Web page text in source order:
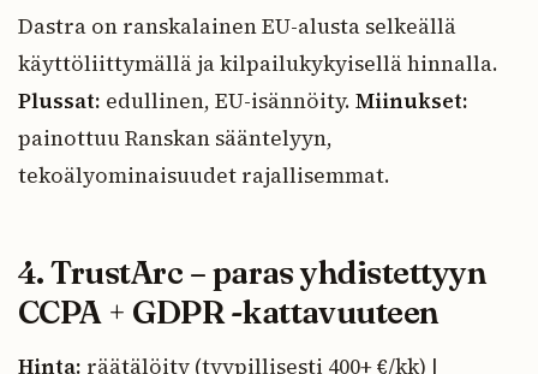
Dastra on ranskalainen EU-alusta selkeällä
käyttöliittymällä ja kilpailukykyisellä hinnalla.
Plussat: edullinen, EU-isännöity. Miinukset:
painottuu Ranskan sääntelyyn,
tekoälyominaisuudet rajallisemmat.
4. TrustArc – paras yhdistettyyn
CCPA + GDPR -kattavuuteen
Hinta: räätälöity (tyypillisesti 400+ €/kk) |